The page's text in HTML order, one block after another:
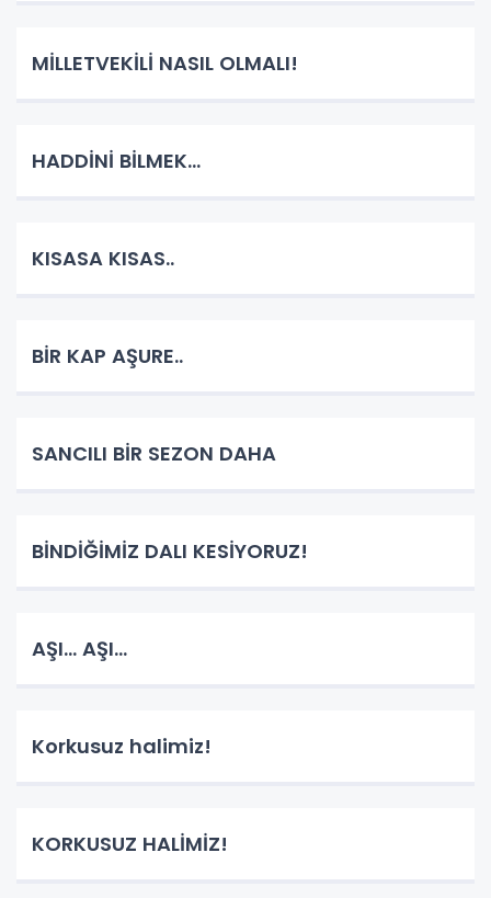
MİLLETVEKİLİ NASIL OLMALI!
HADDİNİ BİLMEK...
KISASA KISAS..
BİR KAP AŞURE..
SANCILI BİR SEZON DAHA
BİNDİĞİMİZ DALI KESİYORUZ!
AŞI... AŞI...
Korkusuz halimiz!
KORKUSUZ HALİMİZ!